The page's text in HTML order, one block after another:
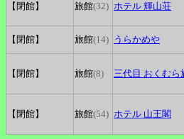
【閉館】 旅館(32) ホテル 輝山荘
【閉館】 旅館(14) うらかめや
【閉館】 旅館(8) 三代目 おくむら
【閉館】 旅館(54) ホテル 山王閣